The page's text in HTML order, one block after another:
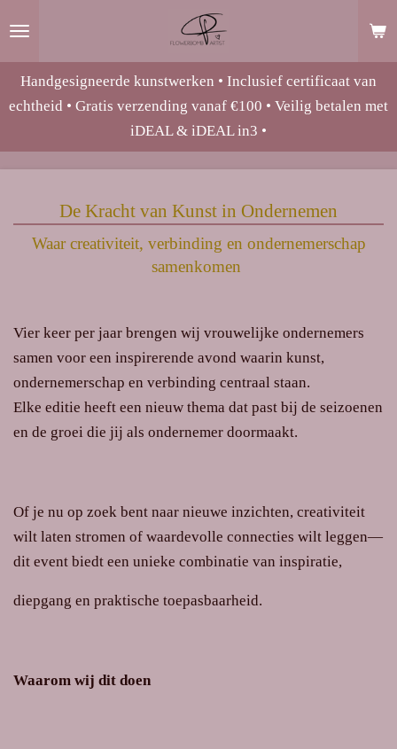
Handgesigneerde kunstwerken • Inclusief certificaat van
echtheid • Gratis verzending vanaf €100 • Veilig betalen met
iDEAL & iDEAL in3 •
De Kracht van Kunst in Ondernemen
Waar creativiteit, verbinding en ondernemerschap
samenkomen
Vier keer per jaar brengen wij vrouwelijke ondernemers
samen voor een inspirerende avond waarin kunst,
ondernemerschap en verbinding centraal staan.
Elke editie heeft een nieuw thema dat past bij de seizoenen
en de groei die jij als ondernemer doormaakt.
Of je nu op zoek bent naar nieuwe inzichten, creativiteit
wilt laten stromen of waardevolle connecties wilt leggen—
dit event biedt een unieke combinatie van inspiratie,
diepgang en praktische toepasbaarheid.
Waarom wij dit doen